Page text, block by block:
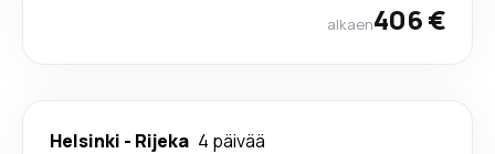
alkaen406 €
Helsinki - Rijeka 4 päivää